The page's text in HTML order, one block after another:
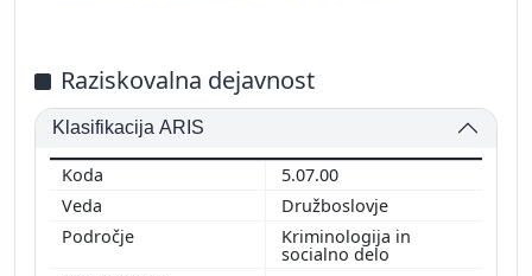
Raziskovalna dejavnost
Klasifikacija ARIS
5.07.00
Družboslovje
Kriminologija in
socialno delo